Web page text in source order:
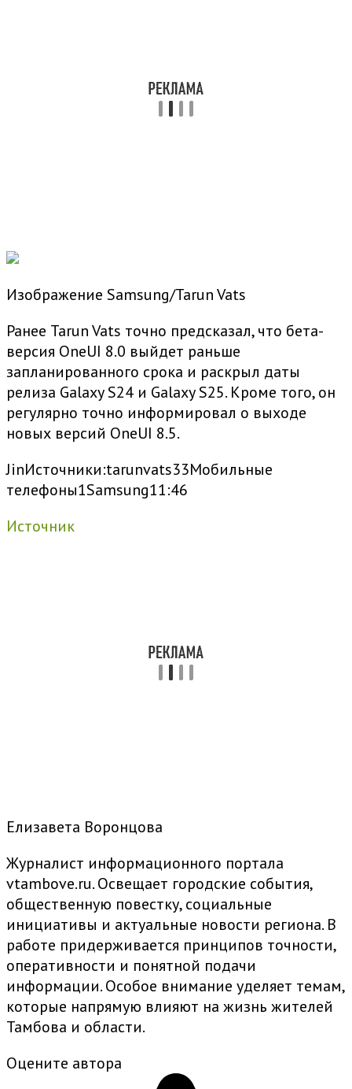
Изображение Samsung/Tarun Vats
Ранее Tarun Vats точно предсказал, что бета-
версия OneUI 8.0 выйдет раньше
запланированного срока и раскрыл даты
релиза Galaxy S24 и Galaxy S25. Кроме того, он
регулярно точно информировал о выходе
новых версий OneUI 8.5.
JinИсточники:tarunvats33Мобильные
телефоны1Samsung11:46
Источник
Елизавета Воронцова
Журналист информационного портала
vtambove.ru. Освещает городские события,
общественную повестку, социальные
инициативы и актуальные новости региона. В
работе придерживается принципов точности,
оперативности и понятной подачи
информации. Особое внимание уделяет темам,
которые напрямую влияют на жизнь жителей
Тамбова и области.
Оцените автора